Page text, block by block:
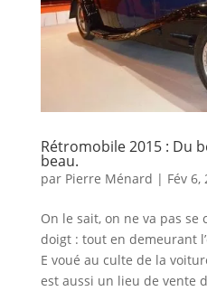
Rétromobile 2015 : Du
beau.
par Pierre Ménard | Fév 6,
On le sait, on ne va pas
doigt : tout en demeurant
E voué au culte de la
est aussi un lieu de vente